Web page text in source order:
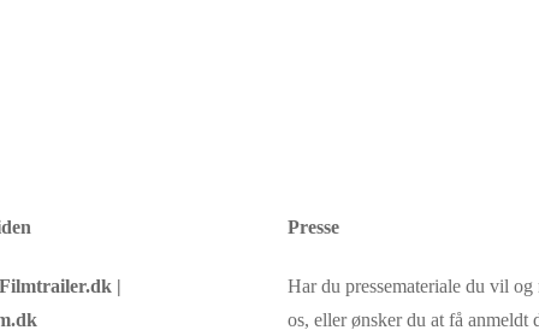
Filmtrailer.dk |
Presse
Har du pressemateriale du vil og
os, eller ønsker du at få anmeldt